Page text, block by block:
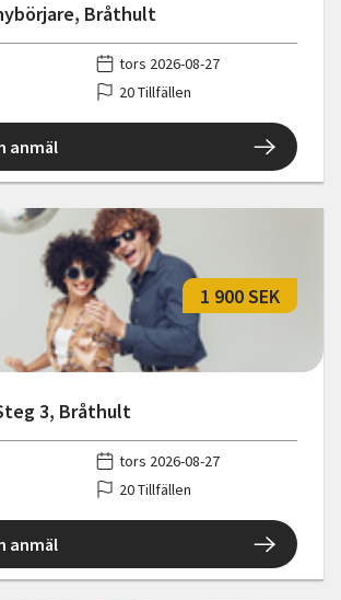
Bråthult
tors 2026-08-27
20 Tillfällen
anmäl
3, Bråthult
1 900 SEK
tors 2026-08-27
20 Tillfällen
anmäl